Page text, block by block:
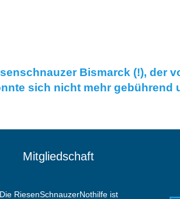
Bismarck (!), der
sich nicht mehr gebührend
Mitgliedschaft
Die RiesenSchnauzerNothilfe ist